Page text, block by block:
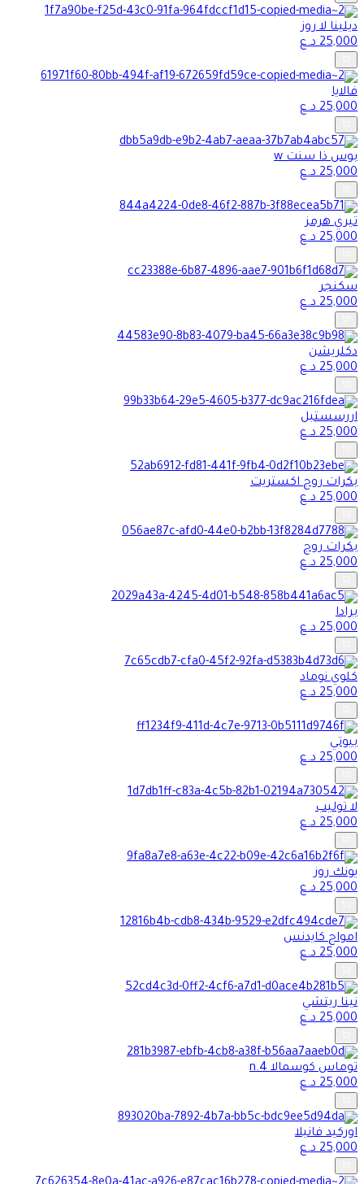
ديلينا لا روز
25,000د.ع
فالايا
25,000د.ع
بوس ذا سنت w
25,000د.ع
تيري هرمز
25,000د.ع
سكنجر
25,000د.ع
دكلريشن
25,000د.ع
اررسستبل
25,000د.ع
بكرات روج اكستريت
25,000د.ع
بكرات روج
25,000د.ع
برادا
25,000د.ع
كلوي نوماد
25,000د.ع
بيوتي
25,000د.ع
لا توليب
25,000د.ع
يونك روز
25,000د.ع
امواج كايدنس
25,000د.ع
نينا ريتشي
25,000د.ع
توماس كوسمالا n.4
25,000د.ع
اوركيد فانيلا
25,000د.ع